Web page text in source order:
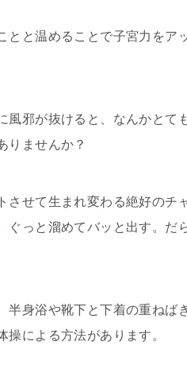
とと温めることで子宮力をア
風邪が抜けると、なんかとて
りませんか？
させて生まれ変わる絶好のチ
ぐっと溜めてバッと出す。だ
半身浴や靴下と下着の重ねば
操による方法があります。